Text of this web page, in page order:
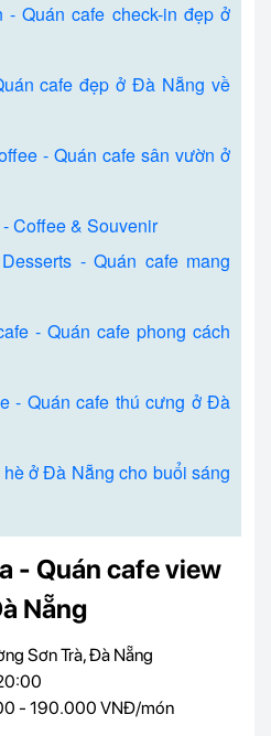
- Quán cafe check-in đẹp ở
cafe đẹp ở Đà Nẵng về
- Quán cafe sân vườn ở
Coffee & Souvenir
- Quán cafe mang
- Quán cafe phong cách
- Quán cafe thú cưng ở Đà
ở Đà Nẵng cho buổi sáng
- Quán cafe view
Nẵng
Sơn Trà, Đà Nẵng
- 190.000 VNĐ/món